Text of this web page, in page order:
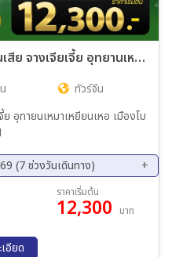
20 มี.ค 70 - 24 มี.ค 70
ทัวร์จีน เมืองหยีชาง หมู่บ้านซานเสีย จางเจียเจี้ย อุทยานเหมาเหยียนเหอ เมืองโบราณฝูหรงเจิ้น 5วัน 4คืน *เข้าร้าน* (9H)
ทัวร์จีน
โบ
(7 ช่วงวันเดินทาง)
19 ก.ย. 69 - 23 ก.ย. 69
03 ต.ค. 69 - 07 ต.ค. 69
17 ต.ค. 69 - 21 ต.ค. 69
ราคาเริ่มต้น
12,300 บาท
อียด